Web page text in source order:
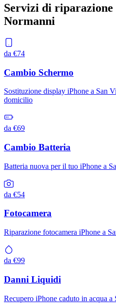
Servizi di riparazione
Normanni
da €74
Cambio Schermo
Sostituzione display iPhone a San
domicilio
da €69
Cambio Batteria
Batteria nuova per il tuo iPhone a
da €54
Fotocamera
Riparazione fotocamera iPhone a
da €99
Danni Liquidi
Recupero iPhone caduto in acqua